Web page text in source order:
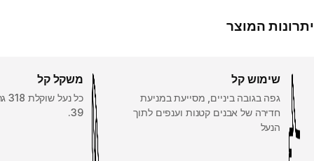
יתרונות המוצר
שימוש קל
גפה בגובה ביניים, מסייעת במניעת
חדירה של אבנים קטנות וענפים לתוך
הנעל
משקל קל
כל
39.